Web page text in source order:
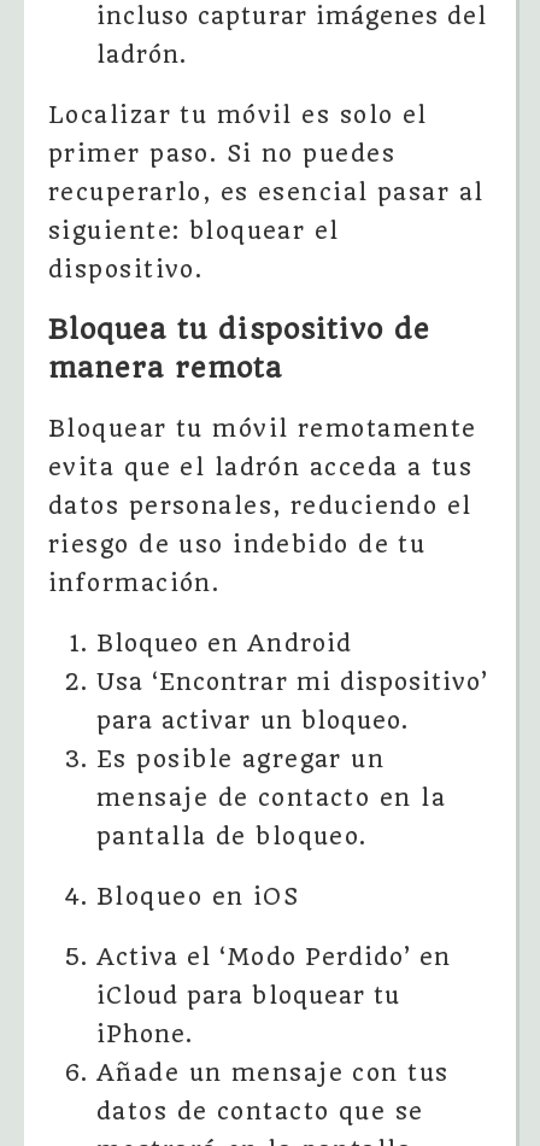
incluso capturar imágenes del
ladrón.
Localizar tu móvil es solo el
primer paso. Si no puedes
recuperarlo, es esencial pasar al
siguiente: bloquear el
dispositivo.
Bloquea tu dispositivo de
manera remota
Bloquear tu móvil remotamente
evita que el ladrón acceda a tus
datos personales, reduciendo el
riesgo de uso indebido de tu
información.
Bloqueo en Android
Usa ‘Encontrar mi dispositivo’
para activar un bloqueo.
Es posible agregar un
mensaje de contacto en la
pantalla de bloqueo.
Bloqueo en iOS
Activa el ‘Modo Perdido’ en
iCloud para bloquear tu
iPhone.
Añade un mensaje con tus
datos de contacto que se